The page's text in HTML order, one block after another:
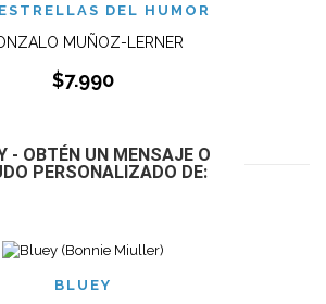
DEL HUMOR
MUÑOZ-LERNER
$7.990
- OBTÉN UN MENSAJE O
PERSONALIZADO DE:
BLUEY